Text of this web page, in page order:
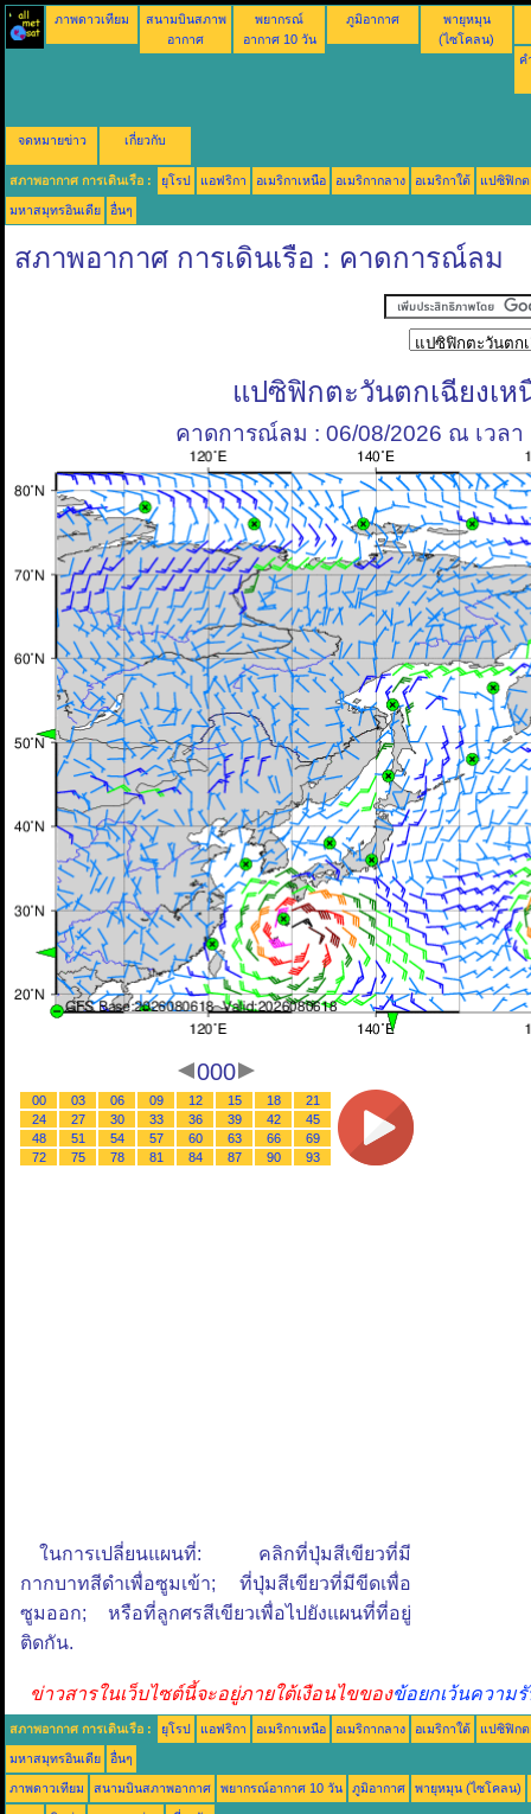
ภาพดาวเทียม
สนามบินสภาพ
อากาศ
พยากรณ์
อากาศ 10 วัน
ภูมิอากาศ
พายุหมุน
(ไซโคลน)
ค
จดหมายข่าว เกี่ยวกับ
สภาพอากาศ การเดินเรือ : ยุโรป แอฟริกา อเมริกาเหนือ อเมริกากลาง อเมริกาใต้ แปซิฟิกต
มหาสมุทรอินเดีย อื่นๆ
สภาพอากาศ การเดินเรือ : คาดการณ์ลม
แปซิฟิกตะวันตกเฉียงเห
คาดการณ์ลม : 06/08/2026 ณ เวลา
000
00 03 06 09 12 15 18
21
24
27 30 33 36 39 42
45
48
51 54 57 60 63 66
69
72
75 78 81 84 87 90 93
ในการเปลี่ยนแผนที่: คลิกที่ปุ่มสีเขียวที่มี
กากบาทสีดำเพื่อซูมเข้า; ที่ปุ่มสีเขียวที่มีขีดเพื่อ
ซูมออก; หรือที่ลูกศรสีเขียวเพื่อไปยังแผนที่ที่อยู่
ติดกัน.
ข่าวสารในเว็บไซต์นี้จะอยู่ภายใต้เงือนไขของข้อยกเว้นความ
สภาพอากาศ การเดินเรือ : ยุโรป แอฟริกา อเมริกาเหนือ อเมริกากลาง อเมริกาใต้ แปซิฟิกต
มหาสมุทรอินเดีย อื่นๆ
ภาพดาวเทียม สนามบินสภาพอากาศ พยากรณ์อากาศ 10 วัน ภูมิอากาศ พายุหมุน (ไซโคลน)